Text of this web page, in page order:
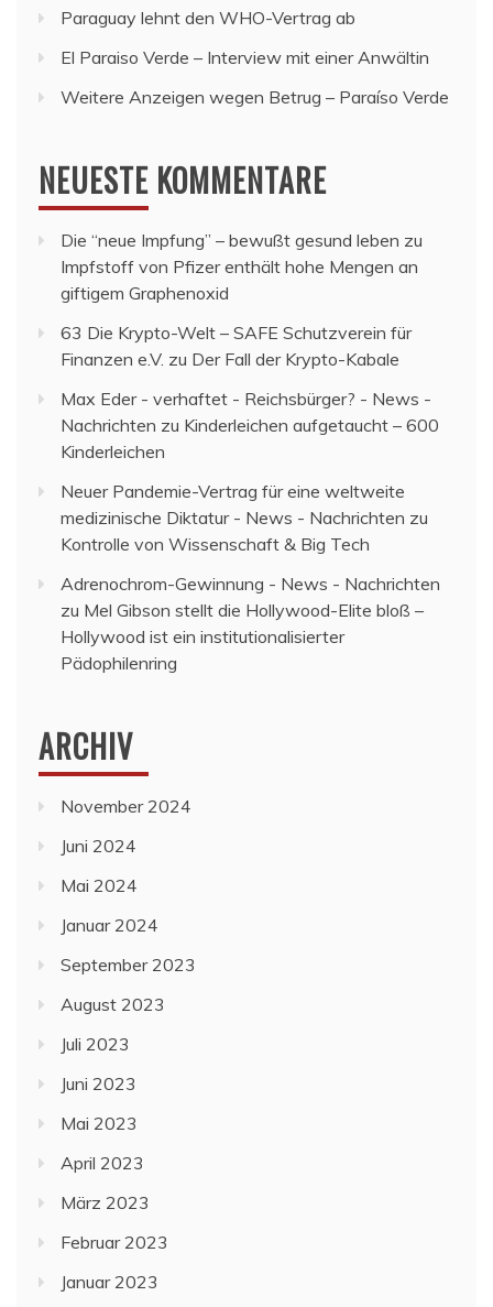
Paraguay lehnt den WHO-Vertrag ab
El Paraiso Verde – Interview mit einer Anwältin
Weitere Anzeigen wegen Betrug – Paraíso Verde
NEUESTE KOMMENTARE
Die “neue Impfung” – bewußt gesund leben zu
Impfstoff von Pfizer enthält hohe Mengen an
giftigem Graphenoxid
63 Die Krypto-Welt – SAFE Schutzverein für
Finanzen e.V. zu Der Fall der Krypto-Kabale
Max Eder - verhaftet - Reichsbürger? - News -
Nachrichten zu Kinderleichen aufgetaucht – 600
Kinderleichen
Neuer Pandemie-Vertrag für eine weltweite
medizinische Diktatur - News - Nachrichten zu
Kontrolle von Wissenschaft & Big Tech
Adrenochrom-Gewinnung - News - Nachrichten
zu Mel Gibson stellt die Hollywood-Elite bloß –
Hollywood ist ein institutionalisierter
Pädophilenring
ARCHIV
November 2024
Juni 2024
Mai 2024
Januar 2024
September 2023
August 2023
Juli 2023
Juni 2023
Mai 2023
April 2023
März 2023
Februar 2023
Januar 2023